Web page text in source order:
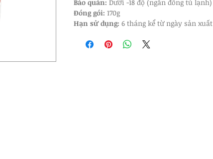
Bảo quản: Dưới -18 độ (ngăn đông tủ lạnh)
Đóng gói: 170g
Hạn sử dụng: 6 tháng kể từ ngày sản xuất